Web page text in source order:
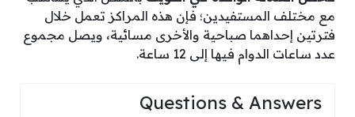
مع مختلف المستفيدين؛ فإن هذه المراكز تعمل خلال
فترتين إحداهما صباحية والأخرى مسائية، ويصل مجموع
عدد ساعات الدوام فيها إلى 12 ساعة.
Questions & Answers